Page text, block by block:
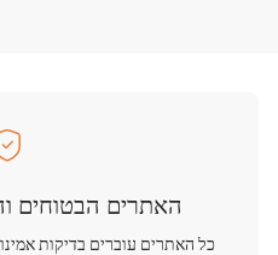
האתרים הבטוחים
כל האתרים עוברים בדיקות